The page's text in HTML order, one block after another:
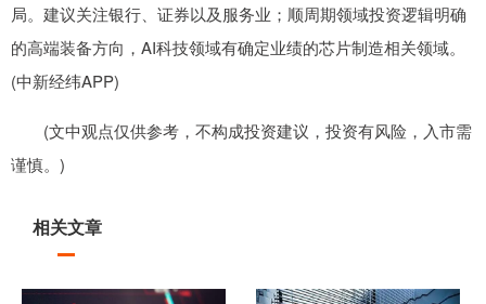
局。建议关注银行、证券以及服务业；顺周期领域投资逻辑明确
的高端装备方向，AI科技领域有确定业绩的芯片制造相关领域。
(中新经纬APP)
(文中观点仅供参考，不构成投资建议，投资有风险，入市需
谨慎。)
相关文章